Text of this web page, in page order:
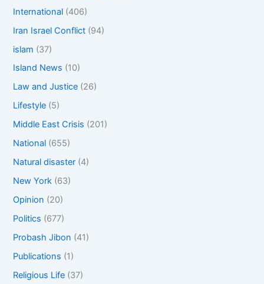
International (406)
Iran Israel Conflict (94)
islam (37)
Island News (10)
Law and Justice (26)
Lifestyle (5)
Middle East Crisis (201)
National (655)
Natural disaster (4)
New York (63)
Opinion (20)
Politics (677)
Probash Jibon (41)
Publications (1)
Religious Life (37)